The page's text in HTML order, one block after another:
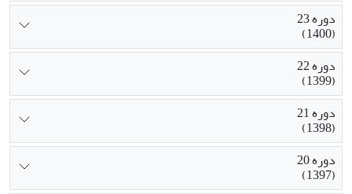
دوره 23
(1400)
دوره 22
(1399)
دوره 21
(1398)
دوره 20
(1397)